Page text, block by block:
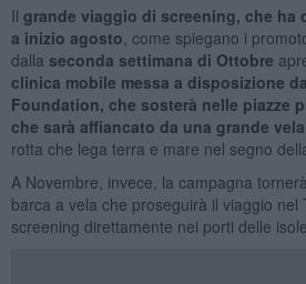
Il grande viaggio di screening, che ha
a inizio agosto , come spiegano i
dalla seconda settimana di Ottobre
clinica mobile messa a disposizione
Foundation, che sosterà nelle piazze
che sarà affiancato da una grande
rotta che lega terra e mare nel segno
A Novembre, invece, la campagna
barca a vela che proseguirà il viaggio
screening direttamente nei porti delle isole.